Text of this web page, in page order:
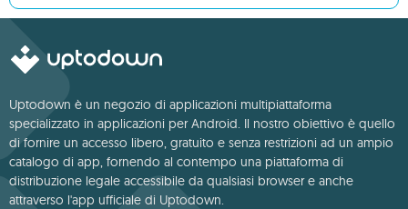
Uptodown è un negozio di applicazioni multipiattaforma
specializzato in applicazioni per Android. Il nostro obiettivo è quello
di fornire un accesso libero, gratuito e senza restrizioni ad un ampio
catalogo di app, fornendo al contempo una piattaforma di
distribuzione legale accessibile da qualsiasi browser e anche
attraverso l'app ufficiale di Uptodown.